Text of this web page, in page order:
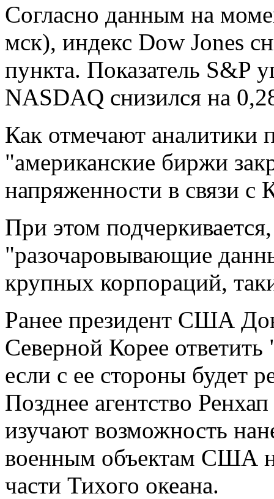
Согласно данным на
мск), индекс Dow Jones
пункта. Показатель S&P
NASDAQ снизился на
Как отмечают аналитики
"американские биржи
напряженности в связи
При этом
"разочаровывающие
крупных корпораций,
Ранее президент США
Северной Корее
если с ее стороны будет
Позднее агентство
изучают возможность
военным объектам США
части Тихого океана.